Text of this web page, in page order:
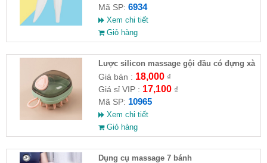
Mã SP: 6934
Xem chi tiết
Giỏ hàng
Lược silicon massage gội đầu có đựng xà
phòng
Giá bán : 18,000₫
Giá sỉ VIP : 17,100₫
Mã SP: 10965
Xem chi tiết
Giỏ hàng
Dụng cụ massage 7 bánh